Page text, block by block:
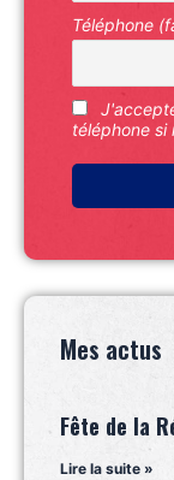
Téléphone
téléphone si
Mes actus
Fête de la
Lire la suite »